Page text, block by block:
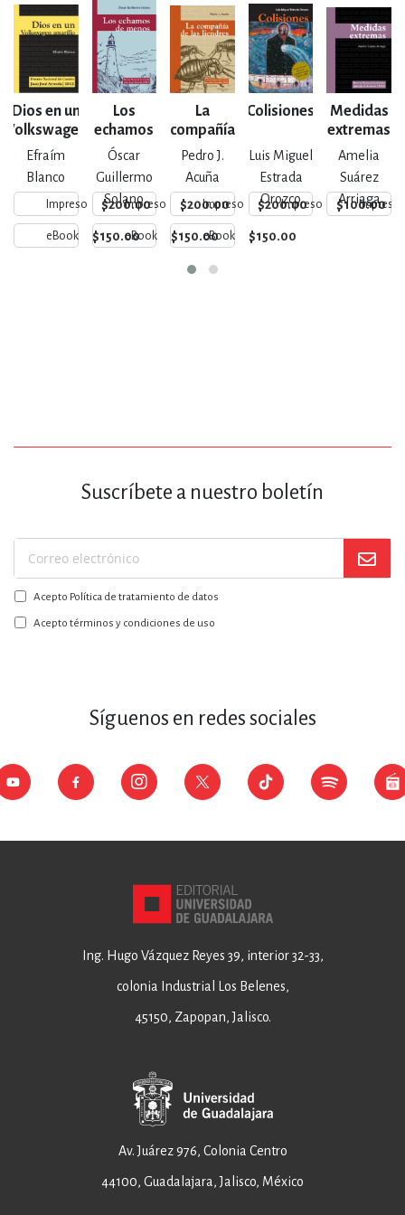
Dios en un
Volkswagen
amarillo
Efraím
Blanco
Impreso $200.00
eBook $150.00
Los
echamos
de
menos
Óscar
Guillermo
SolanoImpreso $200.00
eBook $150.00
La
compañía
de las
liendres
Pedro J.
Acuña
Impreso $200.00
eBook $150.00
Colisiones
Luis Miguel
Estrada
OrozcoImpreso $100.00
Medidas
extremas
Amelia
Suárez
Arriaga
Impreso
Suscríbete a nuestro boletín
Suscríbase
a
nuestro
boletín:
Acepto Política de tratamiento de datos
Acepto términos y condiciones de uso
Síguenos en redes sociales
Ing. Hugo Vázquez Reyes 39, interior 32-33,
colonia Industrial Los Belenes,
45150, Zapopan, Jalisco.
Av. Juárez 976, Colonia Centro
44100, Guadalajara, Jalisco, México